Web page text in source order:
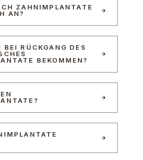
ZAHNIMPLANTATE
AN?
BEI RÜCKGANG DES
BEKOMMEN?